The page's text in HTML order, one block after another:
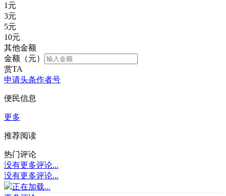
1 元
3元
5元
10元
其他金额
金额（元）
赏TA
申请头条作者号
便民信息
更多
推荐阅读
热门评论
没有更多评论...
没有更多评论...
正在加载...